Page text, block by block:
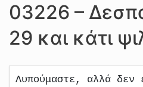
03226 –
29 και κάτι
Λυπούμαστε, αλλά δεν